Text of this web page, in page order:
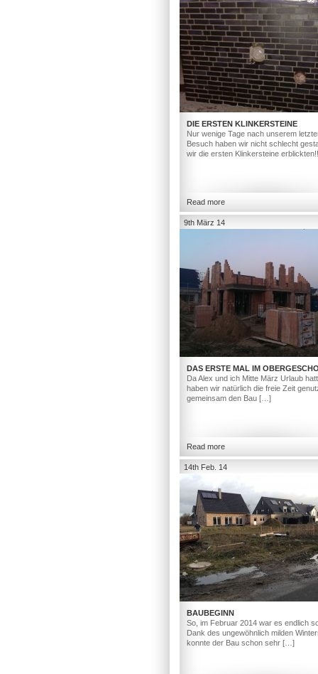
DIE ERSTEN KLINKERSTEINE
Nur wenige Tage nach unserem
Besuch haben wir nicht schlecht
wir die ersten Klinkersteine
Read more
9th März 14
DAS ERSTE MAL IM
Da Alex und ich Mitte März Urlaub
haben wir natürlich die freie Zeit
gemeinsam den Bau […]
Read more
14th Feb. 14
BAUBEGINN
So, im Februar 2014 war es endlich
Dank des ungewöhnlich milden
konnte der Bau schon sehr […]